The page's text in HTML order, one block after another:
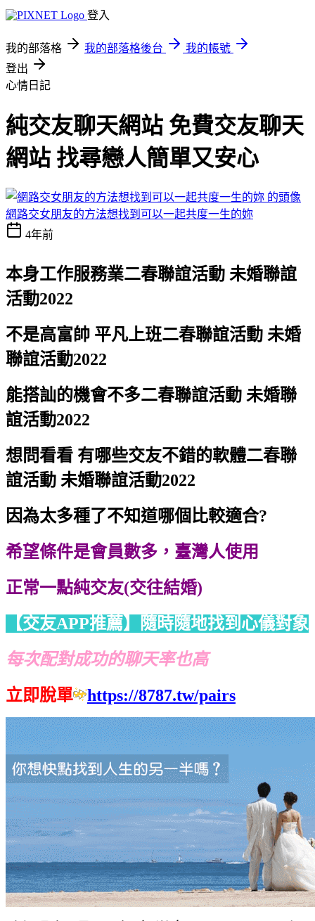
登入
我的部落格 我的部落格後台
我的帳號
登出
心情日記
純交友聊天網站 免費交友聊天
網站 找尋戀人簡單又安心
網路交女朋友的方法想找到可以一起共度一生的妳
4年前
本身工作服務業二春聯誼活動 未婚聯誼
活動2022
不是高富帥 平凡上班二春聯誼活動 未婚
聯誼活動2022
能搭訕的機會不多二春聯誼活動 未婚聯
誼活動2022
想問看看 有哪些交友不錯的軟體二春聯
誼活動 未婚聯誼活動2022
因為太多種了不知道哪個比較適合?
希望條件是會員數多，臺灣人使用
正常一點純交友(交往結婚)
【交友APP推薦】隨時隨地找到心儀對象
每次配對成功的聊天率也高
立即脫單
https://8787.tw/pairs